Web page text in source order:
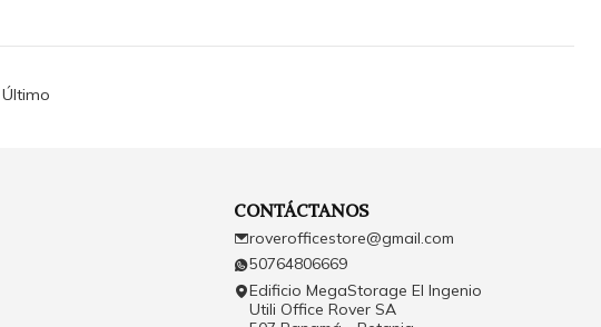
Último
CONTÁCTANOS
roverofficestore@gmail.com
50764806669
Edificio MegaStorage El Ingenio
Utili Office Rover SA